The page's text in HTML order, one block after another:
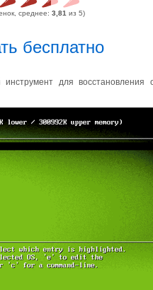
среднее: 3,81 из 5)
бесплатно
для восстановления